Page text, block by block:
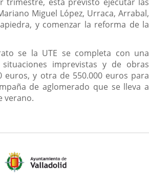
Miguel López, Urraca, Arrabal,
y comenzar la reforma de la
se la UTE se completa con una
imprevistas y de obras
euros, y otra de 550.000 euros para
de aglomerado que se lleva a
verano.